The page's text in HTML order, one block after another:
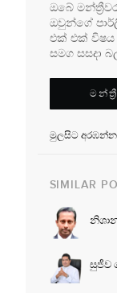
ඔබේ
ඔවුන්ගේ
එක් එක්
සමග සසදා
මුලසිට අරඹන්න
SIMILAR
සුජීව